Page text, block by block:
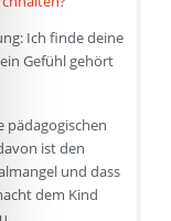
Ich finde deine
Gefühl gehört
pädagogischen
ist den
und dass
dem Kind